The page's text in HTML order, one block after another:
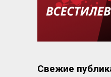
Свежие